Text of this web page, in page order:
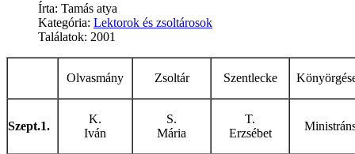
Írta: Tamás atya
Kategória: Lektorok és zsoltárosok
Találatok: 2001
Olvasmány Zsoltár Szentlecke
Szept.1.
K.
Iván
S.
Mária
T.
Erzsébet